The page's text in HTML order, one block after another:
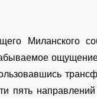
Миланского
пять направлений